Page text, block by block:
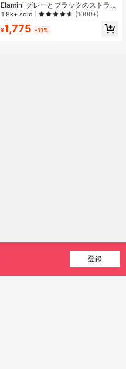
Elamini グレーとブラックのストライ
プ柄 長袖 ルーズフィット リブ編み
ジップアップスウェットシャツ レデ
ィース、エレガントでかわいい、学
1.8k+ sold (1000+)
¥1,775 -11%
登録